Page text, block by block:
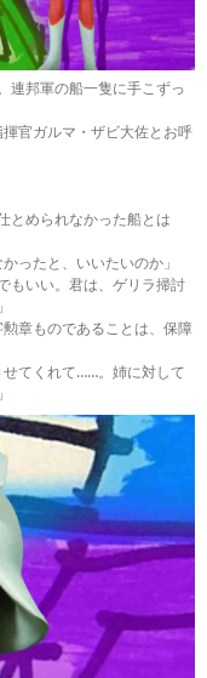
邦軍の船一隻に手こずっ
官ガルマ・ザビ大佐とお呼
とめられなかった船とは
ったと、いいたいのか」
もいい。君は、ゲリラ掃討
章ものであることは、保障
てくれて……。姉に対して